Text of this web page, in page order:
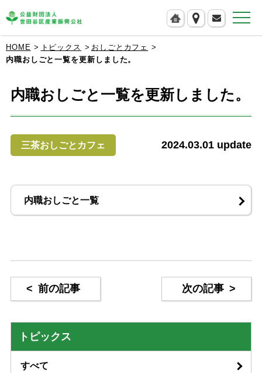
HOME トピックス
おしごとカフェ
内職おしごと一覧を更新しました。
内職おしごと一覧を更新しました。
三茶おしごとカフェ 2024.03.01 update
内職おしごと一覧
< 前の記事 次の記事 >
トピックス
すべて